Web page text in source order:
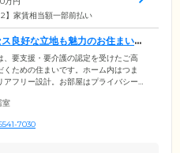
家賃相当額一部前払い
良好な立地も魅力のお住まいで
要支援・要介護の認定を受けたご高
ための住まいです。ホーム内はつま
フリー設計。お部屋はプライバシー
浴ができる特殊浴槽も完備。お身体
千日前線「阿波座駅」、鶴見緑地線
室
7030